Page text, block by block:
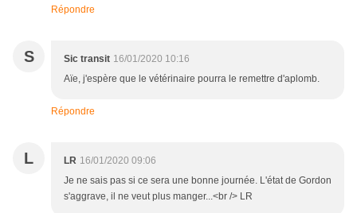
Répondre
S Sic transit 16/01/2020 10:16
Aïe, j'espère que le vétérinaire pourra le remettre d'aplomb.
Répondre
L LR 16/01/2020 09:06
Je ne sais pas si ce sera une bonne journée. L'état de Gordon
s'aggrave, il ne veut plus manger...<br /> LR